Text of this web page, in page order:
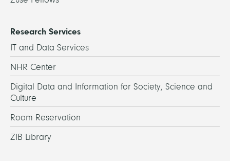
Research Services
IT and Data Services
NHR Center
Digital Data and Information for Society, Science and
Culture
Room Reservation
ZIB Library